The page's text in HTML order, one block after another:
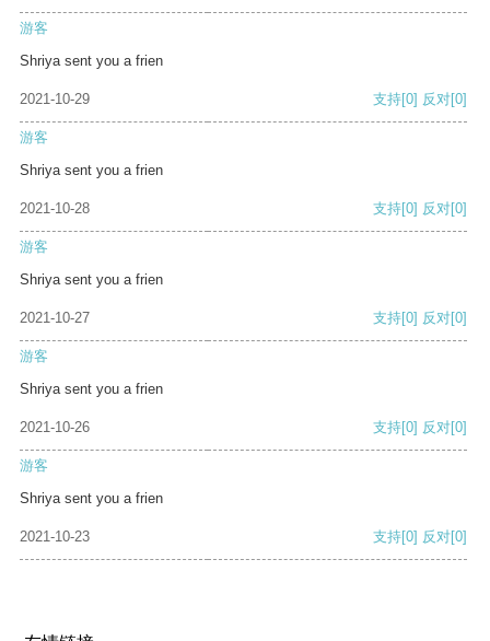
游客
Shriya sent you a frien
2021-10-29 支持[0] 反对[0]
游客
Shriya sent you a frien
2021-10-28 支持[0] 反对[0]
游客
Shriya sent you a frien
2021-10-27 支持[0] 反对[0]
游客
Shriya sent you a frien
2021-10-26 支持[0] 反对[0]
游客
Shriya sent you a frien
2021-10-23 支持[0] 反对[0]